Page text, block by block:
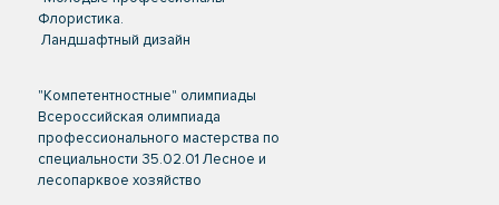
Флористика.
Ландшафтный дизайн
"Компетентностные" олимпиады
Всероссийская олимпиада
профессионального мастерства по
специальности 35.02.01 Лесное и
лесопарквое хозяйство